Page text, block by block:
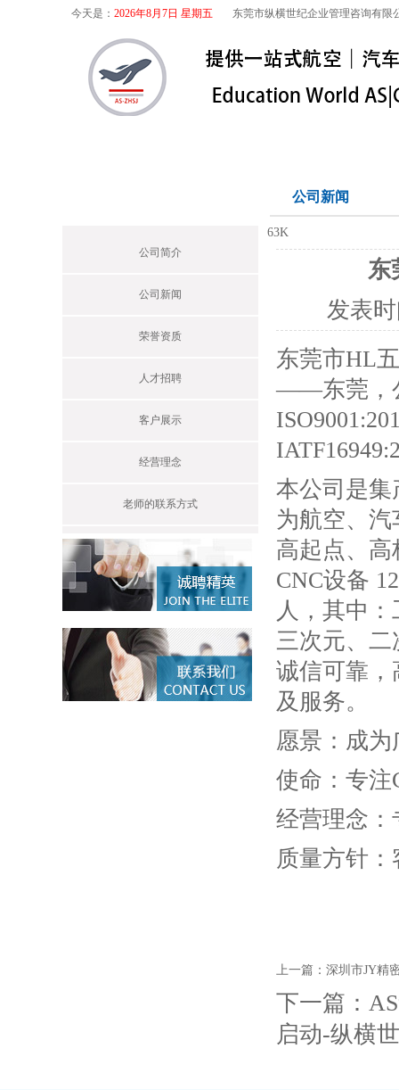
今天是： 2026年8月7日 星期五 东莞市纵横世纪企业管理咨询有限
公司简介
公司新闻
荣誉资质
人才招聘
客户展示
经营理念
老师的联系方式
公司新闻
63K
东
发表
东莞市HL
——东莞，
本公司是集
为航空、
高起点、
CNC设备
人，其中
三次元、二
诚信可靠，
及服务。
愿景：成
使命：专注
经营理念
质量方针
上一篇： 深圳市JY精
下一篇：
启动-纵横